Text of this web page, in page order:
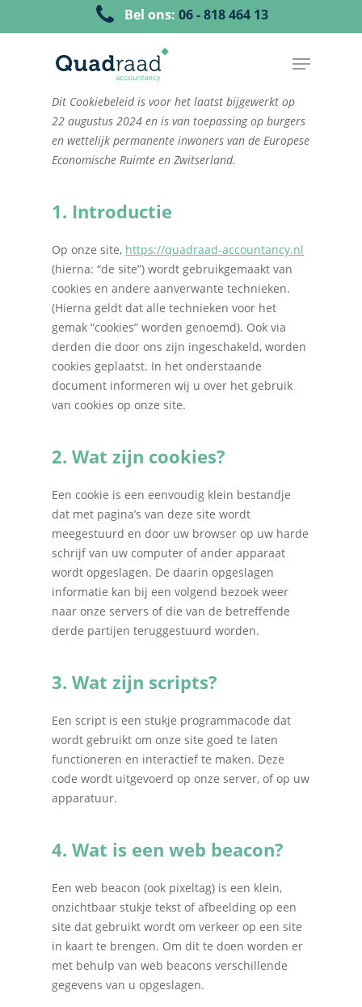
Bel ons: 06 - 818 464 13
Dit Cookiebeleid is voor het laatst bijgewerkt op
22 augustus 2024 en is van toepassing op burgers
en wettelijk permanente inwoners van de Europese
Economische Ruimte en Zwitserland.
1. Introductie
Op onze site, https://quadraad-accountancy.nl
(hierna: “de site”) wordt gebruikgemaakt van
cookies en andere aanverwante technieken.
(Hierna geldt dat alle technieken voor het
gemak “cookies” worden genoemd). Ook via
derden die door ons zijn ingeschakeld, worden
cookies geplaatst. In het onderstaande
document informeren wij u over het gebruik
van cookies op onze site.
2. Wat zijn cookies?
Een cookie is een eenvoudig klein bestandje
dat met pagina’s van deze site wordt
meegestuurd en door uw browser op uw harde
schrijf van uw computer of ander apparaat
wordt opgeslagen. De daarin opgeslagen
informatie kan bij een volgend bezoek weer
naar onze servers of die van de betreffende
derde partijen teruggestuurd worden.
3. Wat zijn scripts?
Een script is een stukje programmacode dat
wordt gebruikt om onze site goed te laten
functioneren en interactief te maken. Deze
code wordt uitgevoerd op onze server, of op uw
apparatuur.
4. Wat is een web beacon?
Een web beacon (ook pixeltag) is een klein,
onzichtbaar stukje tekst of afbeelding op een
site dat gebruikt wordt om verkeer op een site
in kaart te brengen. Om dit te doen worden er
met behulp van web beacons verschillende
gegevens van u opgeslagen.